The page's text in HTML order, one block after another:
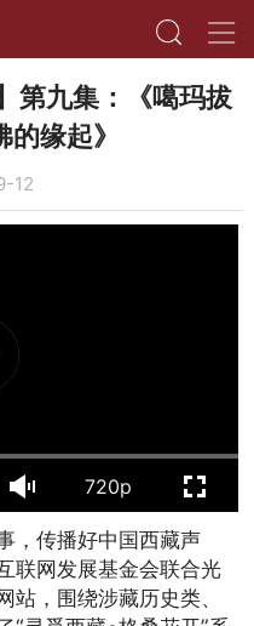
第九集：《噶玛拔
缘起》
12
720p
，传播好中国西藏声
联网发展基金会联合光
站，围绕涉藏历史类、